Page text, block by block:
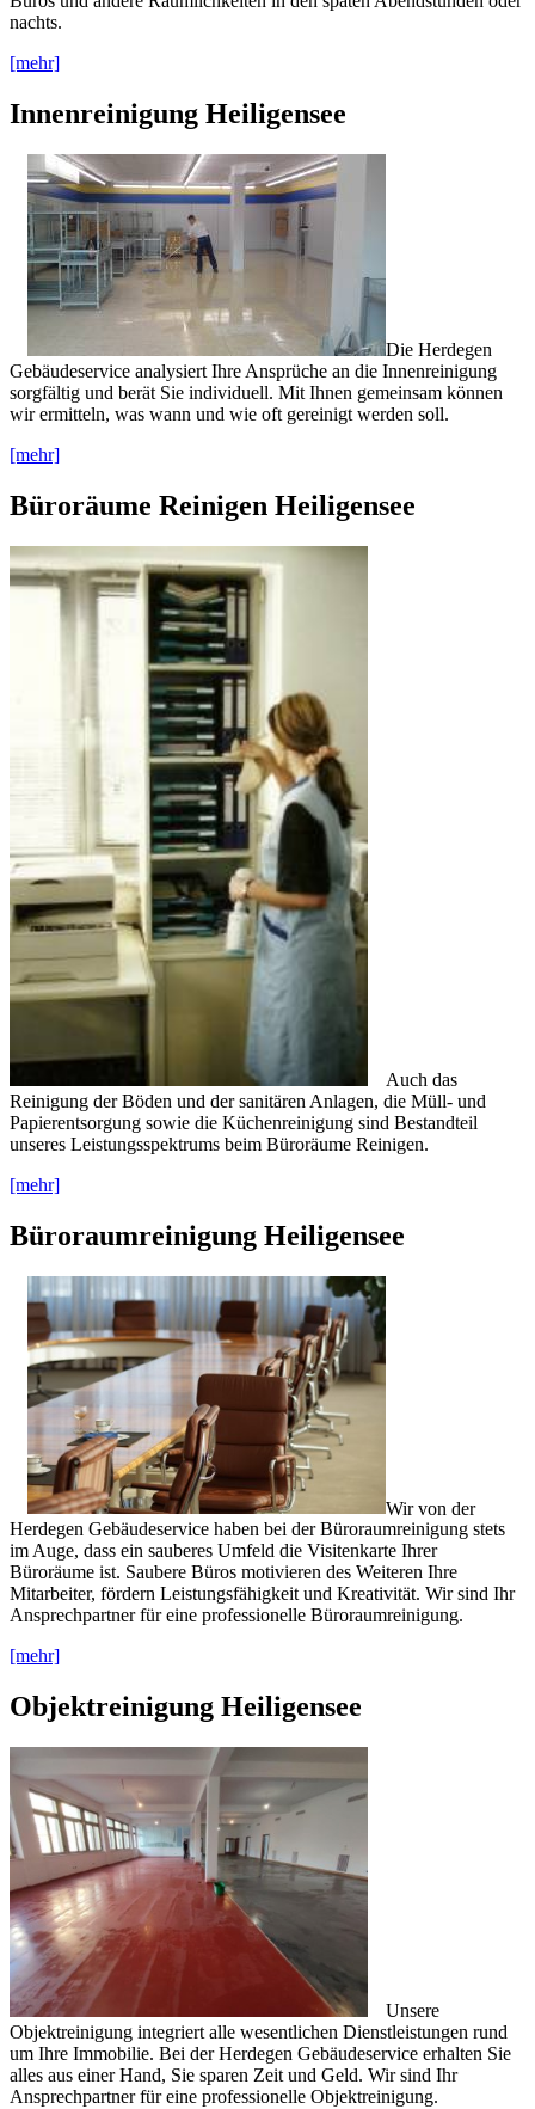
nachts.
[mehr]
Innenreinigung Heiligensee
Die Herdegen
Gebäudeservice analysiert Ihre Ansprüche an die Innenreinigung
sorgfältig und berät Sie individuell. Mit Ihnen gemeinsam können
wir ermitteln, was wann und wie oft gereinigt werden soll.
[mehr]
Büroräume Reinigen Heiligensee
Auch das
Reinigung der Böden und der sanitären Anlagen, die Müll- und
Papierentsorgung sowie die Küchenreinigung sind Bestandteil
unseres Leistungsspektrums beim Büroräume Reinigen.
[mehr]
Büroraumreinigung Heiligensee
Wir von der
Herdegen Gebäudeservice haben bei der Büroraumreinigung stets
im Auge, dass ein sauberes Umfeld die Visitenkarte Ihrer
Büroräume ist. Saubere Büros motivieren des Weiteren Ihre
Mitarbeiter, fördern Leistungsfähigkeit und Kreativität. Wir sind Ihr
Ansprechpartner für eine professionelle Büroraumreinigung.
[mehr]
Objektreinigung Heiligensee
Unsere
Objektreinigung integriert alle wesentlichen Dienstleistungen rund
um Ihre Immobilie. Bei der Herdegen Gebäudeservice erhalten Sie
alles aus einer Hand, Sie sparen Zeit und Geld. Wir sind Ihr
Ansprechpartner für eine professionelle Objektreinigung.